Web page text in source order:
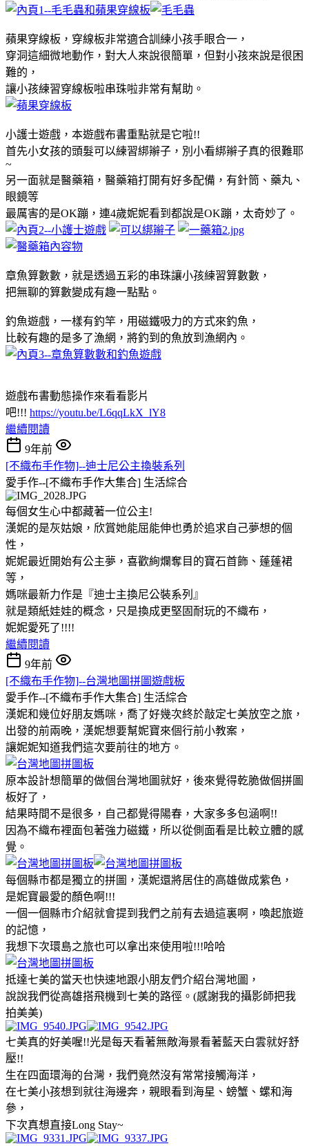
蘋果穿線板，穿線板非常適合訓練小孩手眼合一，
穿洞這細微地動作，對大人來說很簡單，但對小孩來說是很困
難的，
讓小孩練習穿線板啦串珠啦非常有幫助。
小護士遊戲，本遊戲布書重點就是它啦!!
首先小女孩的頭髮可以練習綁辮子，別小看綁辮子真的很難耶
~
另一面就是醫藥箱，醫藥箱打開有好多配備，有針筒、藥丸、
眼鏡等
最厲害的是OK蹦，連4歲妮妮看到都說是OK蹦，太奇妙了。
章魚算數數，就是透過五彩的串珠讓小孩練習算數數，
把無聊的算數變成有趣一點點。
釣魚遊戲，一樣有釣竿，用磁鐵吸力的方式來釣魚，
比較有趣的是多了漁網，將釣到的魚放到漁網內。
遊戲布書動態操作來看看影片
吧!!! https://youtu.be/L6qqLkX_lY8
繼續閱讀
9年前
[不織布手作物]--迪士尼公主換裝系列
愛手作--[不織布手作大集合] 生活綜合
每個女生心中都藏著一位公主!
漢妮的是灰姑娘，欣賞她能屈能伸也勇於追求自己夢想的個
性，
妮妮最近開始有公主夢，喜歡絢爛奪目的寶石首飾、蓬蓬裙
等，
媽咪最新力作是『迪士主換尼公裝系列』
就是類紙娃娃的概念，只是換成更堅固耐玩的不織布，
妮妮愛死了!!!!
繼續閱讀
9年前
[不織布手作物]--台灣地圖拼圖遊戲板
愛手作--[不織布手作大集合] 生活綜合
漢妮和幾位好朋友媽咪，喬了好幾次終於敲定七美放空之旅，
出發的前兩晚，漢妮想要幫妮寶來個行前小教案，
讓妮妮知道我們這次要前往的地方。
原本設計想簡單的做個台灣地圖就好，後來覺得乾脆做個拼圖
板好了，
結果時間不是很多，自己都覺得陽春，大家多多包涵啊!!
因為不織布裡面包著強力磁鐵，所以從側面看是比較立體的感
覺。
每個縣市都是獨立的拼圖，漢妮還將居住的高雄做成紫色，
是妮寶最愛的顏色啊!!!
一個一個縣市介紹就會提到我們之前有去過這裏啊，喚起旅遊
的記憶，
我想下次環島之旅也可以拿出來使用啦!!!哈哈
抵達七美的當天也快速地跟小朋友們介紹台灣地圖，
說說我們從高雄搭飛機到七美的路徑。(感謝我的攝影師把我
拍美美)
七美真的好美喔!!光是每天看著無敵海景看著藍天白雲就好舒
壓!!
生在四面環海的台灣，我們竟然沒有常常接觸海洋，
在七美小孩想到就往海邊奔，親眼看到海星、螃蟹、螺和海
參，
下次真想直接Long Stay~